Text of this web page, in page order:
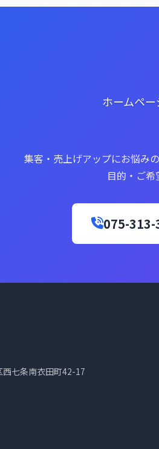
ホームペ
集客・売上げアップにお悩み
目的・ご希
075-313-
七条南衣田町42-17